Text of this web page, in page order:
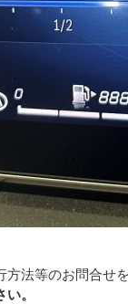
方法等のお問合せ
。